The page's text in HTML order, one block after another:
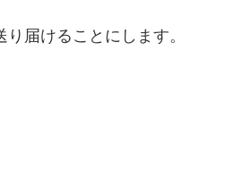
届けることにします。